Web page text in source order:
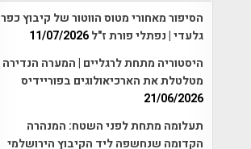
הסיפור מאחורי מטוס הווטור של קיבוץ כפר
גלעדי | נפתלי פורת ז"ל11/07/2026
היסטוריה מתחת לרגליים | המערה הנדירה
מטלטלת את הארכיאולוגים בפוריידיס
21/06/2026
תעלומה מתחת לפני השטח: המנהרה
הקדומה שנחשפה ליד הקיבוץ הירושלמי